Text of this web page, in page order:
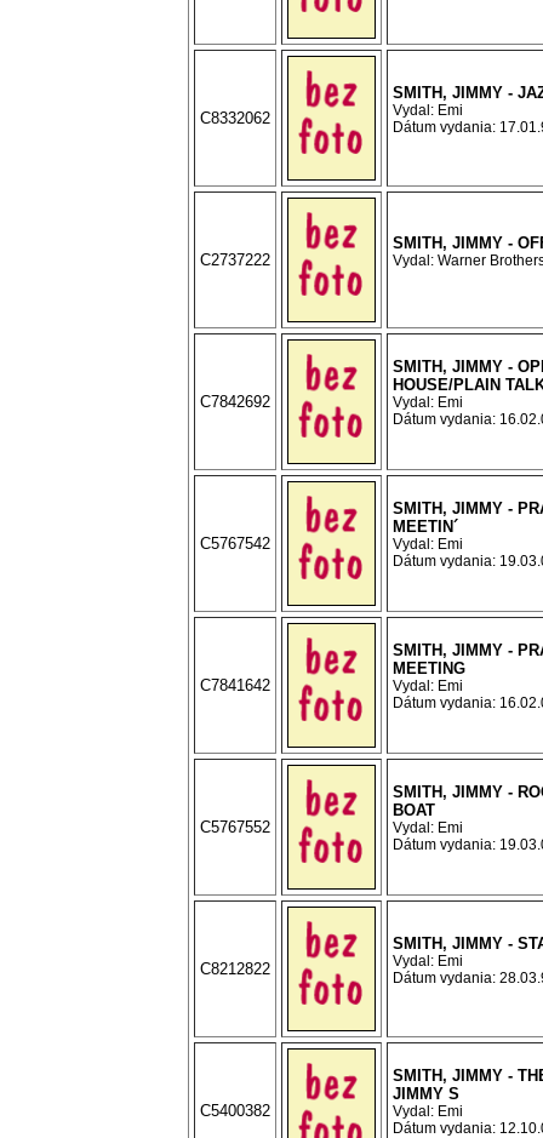
C8332062
SMITH, JIMMY -
Vydal: Emi
Dátum vydania:
C2737222
SMITH, JIMMY -
Vydal: Warner
C7842692
SMITH, JIMMY -
HOUSE/PLAIN
Vydal: Emi
Dátum vydania:
C5767542
SMITH, JIMMY -
MEETIN´
Vydal: Emi
Dátum vydania:
C7841642
SMITH, JIMMY -
MEETING
Vydal: Emi
Dátum vydania:
C5767552
SMITH, JIMMY -
BOAT
Vydal: Emi
Dátum vydania:
C8212822
SMITH, JIMMY -
Vydal: Emi
Dátum vydania:
C5400382
SMITH, JIMMY -
JIMMY S
Vydal: Emi
Dátum vydania: